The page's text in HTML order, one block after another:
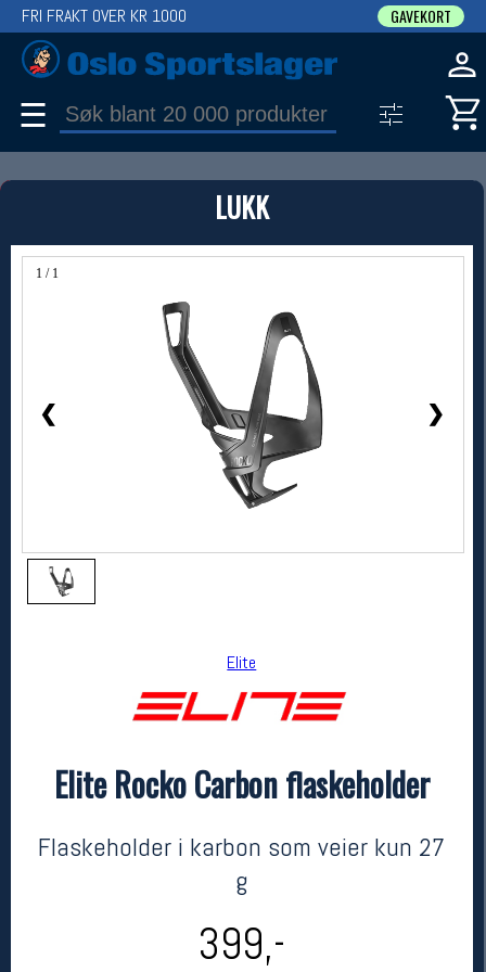
LUKK
1 / 1
❮ ❯
Elite
Elite Rocko Carbon flaskeholder
Flaskeholder i karbon som veier kun 27
g
399,-
FRI FRAKT OVER KR 1000 GAVEKORT
☰
PRODUKT
Produkter (1)
Bruk filter til å spisse søket
Elite
kr 399